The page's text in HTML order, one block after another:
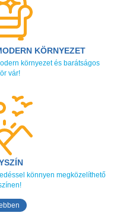
KÖRNYEZET
környezet és barátságos
vár!
könnyen megközelíthető